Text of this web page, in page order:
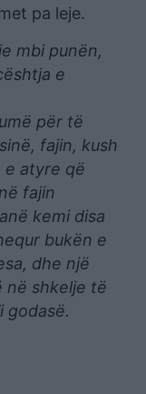
pa leje.
mbi punën,
e
për të
fajin, kush
e atyre që
fajin
kemi disa
bukën e
dhe një
në shkelje të
godasë.